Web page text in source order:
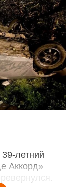
летний
Аккорд»